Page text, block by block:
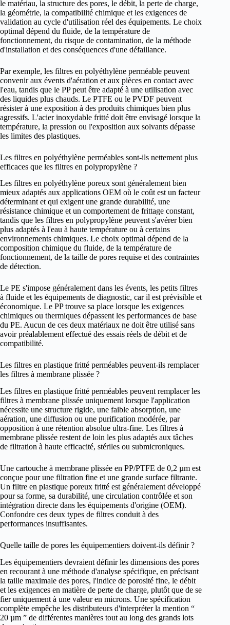
le matériau, la structure des pores, le débit, la perte de charge,
la géométrie, la compatibilité chimique et les exigences de
validation au cycle d'utilisation réel des équipements. Le choix
optimal dépend du fluide, de la température de
fonctionnement, du risque de contamination, de la méthode
d'installation et des conséquences d'une défaillance.
Par exemple, les filtres en polyéthylène perméable peuvent
convenir aux évents d'aération et aux pièces en contact avec
l'eau, tandis que le PP peut être adapté à une utilisation avec
des liquides plus chauds. Le PTFE ou le PVDF peuvent
résister à une exposition à des produits chimiques bien plus
agressifs. L'acier inoxydable fritté doit être envisagé lorsque la
température, la pression ou l'exposition aux solvants dépasse
les limites des plastiques.
Les filtres en polyéthylène perméables sont-ils nettement plus
efficaces que les filtres en polypropylène ?
Les filtres en polyéthylène poreux sont généralement bien
mieux adaptés aux applications OEM où le coût est un facteur
déterminant et qui exigent une grande durabilité, une
résistance chimique et un comportement de frittage constant,
tandis que les filtres en polypropylène peuvent s'avérer bien
plus adaptés à l'eau à haute température ou à certains
environnements chimiques. Le choix optimal dépend de la
composition chimique du fluide, de la température de
fonctionnement, de la taille de pores requise et des contraintes
de détection.
Le PE s'impose généralement dans les évents, les petits filtres
à fluide et les équipements de diagnostic, car il est prévisible et
économique. Le PP trouve sa place lorsque les exigences
chimiques ou thermiques dépassent les performances de base
du PE. Aucun de ces deux matériaux ne doit être utilisé sans
avoir préalablement effectué des essais réels de débit et de
compatibilité.
Les filtres en plastique fritté perméables peuvent-ils remplacer
les filtres à membrane plissée ?
Les filtres en plastique fritté perméables peuvent remplacer les
filtres à membrane plissée uniquement lorsque l'application
nécessite une structure rigide, une faible absorption, une
aération, une diffusion ou une purification modérée, par
opposition à une rétention absolue ultra-fine. Les filtres à
membrane plissée restent de loin les plus adaptés aux tâches
de filtration à haute efficacité, stériles ou submicroniques.
Une cartouche à membrane plissée en PP/PTFE de 0,2 µm est
conçue pour une filtration fine et une grande surface filtrante.
Un filtre en plastique poreux fritté est généralement développé
pour sa forme, sa durabilité, une circulation contrôlée et son
intégration directe dans les équipements d'origine (OEM).
Confondre ces deux types de filtres conduit à des
performances insuffisantes.
Quelle taille de pores les équipementiers doivent-ils définir ?
Les équipementiers devraient définir les dimensions des pores
en recourant à une méthode d'analyse spécifique, en précisant
la taille maximale des pores, l'indice de porosité fine, le débit
et les exigences en matière de perte de charge, plutôt que de se
fier uniquement à une valeur en microns. Une spécification
complète empêche les distributeurs d'interpréter la mention “
20 µm ” de différentes manières tout au long des grands lots